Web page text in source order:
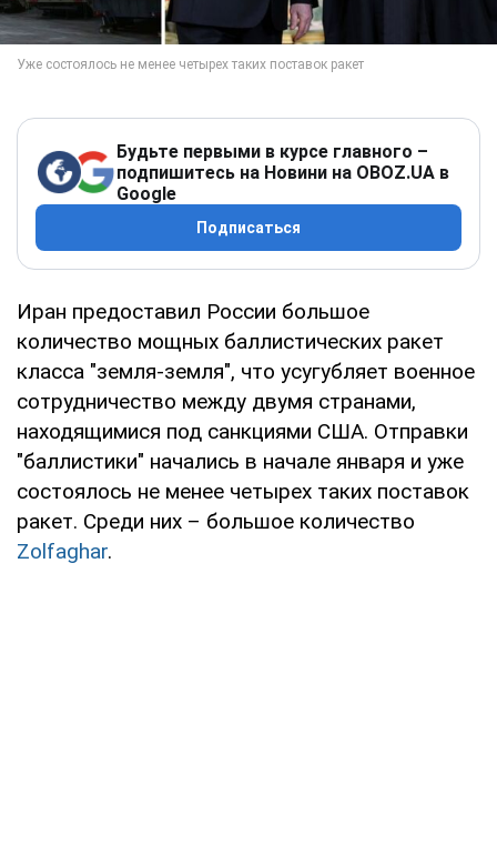
Будьте первыми в курсе главного –
подпишитесь на Новини на OBOZ.UA в
Google
Подписаться
Иран предоставил России большое
количество мощных баллистических ракет
класса "земля-земля", что усугубляет военное
сотрудничество между двумя странами,
находящимися под санкциями США. Отправки
"баллистики" начались в начале января и уже
состоялось не менее четырех таких поставок
ракет. Среди них – большое количество
Zolfaghar.